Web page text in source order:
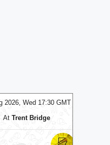
17:30 GMT
Bridge